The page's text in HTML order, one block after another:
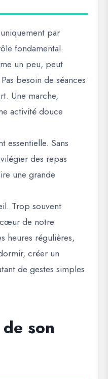
par
fondamental.
un peu, peut
besoin de séances
Une marche,
activité douce
essentielle. Sans
des repas
une grande
Trop souvent
de notre
heures régulières,
créer un
de gestes simples
son